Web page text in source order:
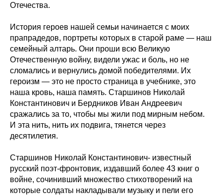
Отечества.
История героев нашей семьи начинается с моих
прапрадедов, портреты которых в старой раме — наш
семейный алтарь. Они проши всю Великую
Отечественную войну, видели ужас и боль, но не
сломались и вернулись домой победителями. Их
героизм — это не просто страница в учебнике, это
наша кровь, наша память. Старшинов Николай
Константинович и Бердников Иван Андреевич
сражались за то, чтобы мы жили под мирным небом.
И эта нить, нить их подвига, тянется через
десятилетия.
Старшинов Николай Константинович- известный
русский поэт-фронтовик, издавший более 43 книг о
войне, сочинивший множество стихотворений на
которые солдаты накладывали музыку и пели его